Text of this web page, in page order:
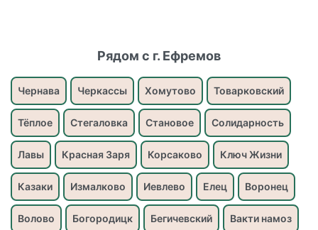
Рядом с г. Ефремов
Чернава Черкассы Хомутово Товарковский
Тёплое Стегаловка Становое Солидарность
Лавы Красная Заря Корсаково Ключ Жизни
Казаки Измалково Иевлево Елец Воронец
Волово Богородицк Бегичевский Вакти намоз